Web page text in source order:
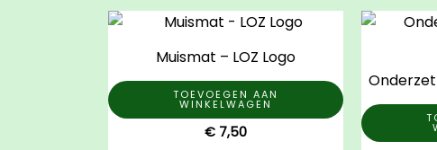
Muismat – LOZ Logo
TOEVOEGEN AAN
WINKELWAGEN
€ 7,50